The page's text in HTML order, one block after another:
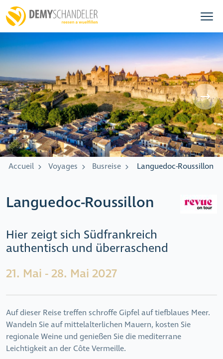
Accueil Voyages Busreise Languedoc-Roussillon
Languedoc-Roussillon
Hier zeigt sich Südfrankreich
authentisch und überraschend
21. Mai - 28. Mai 2027
Auf dieser Reise treffen schroffe Gipfel auf tiefblaues Meer.
Wandeln Sie auf mittelalterlichen Mauern, kosten Sie
regionale Weine und genießen Sie die mediterrane
Leichtigkeit an der Côte Vermeille.